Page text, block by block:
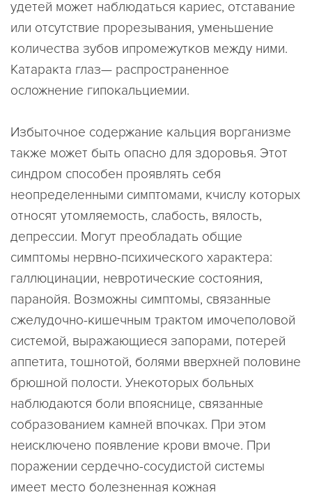
удетей может наблюдаться кариес, отставание
или отсутствие прорезывания, уменьшение
количества зубов ипромежутков между ними.
Катаракта глаз— распространенное
осложнение гипокальциемии.
Избыточное содержание кальция ворганизме
также может быть опасно для здоровья. Этот
синдром способен проявлять себя
неопределенными симптомами, кчислу которых
относят утомляемость, слабость, вялость,
депрессии. Могут преобладать общие
симптомы нервно-психического характера:
галлюцинации, невротические состояния,
паранойя. Возможны симптомы, связанные
сжелудочно-кишечным трактом имочеполовой
системой, выражающиеся запорами, потерей
аппетита, тошнотой, болями вверхней половине
брюшной полости. Унекоторых больных
наблюдаются боли впояснице, связанные
собразованием камней впочках. При этом
неисключено появление крови вмоче. При
поражении сердечно-сосудистой системы
имеет место болезненная кожная